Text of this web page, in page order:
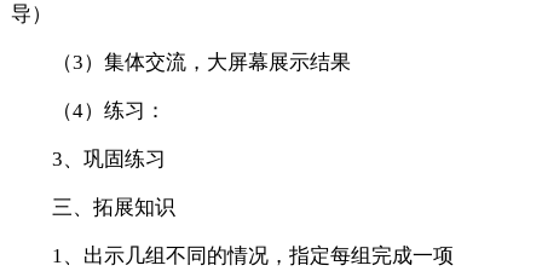
导）
（3）集体交流，大屏幕展示结果
（4）练习：
3、巩固练习
三、拓展知识
1、出示几组不同的情况，指定每组完成一项